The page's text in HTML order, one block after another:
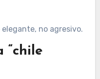
no agresivo.
“chile